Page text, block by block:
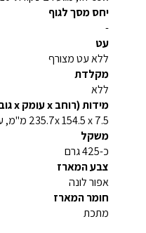
יחס מסך לגוף
-
עט
ללא עט מצורף
מקלדת
ללא
מידות (רוחב x עומק x גובה)
235.7x 154.5 x 7.5 מ"מ, עם בליטת מצלמה 9.4 מ"מ
משקל
כ-425 גרם
צבע המארז
אפור לונה
חומר המארז
מתכת